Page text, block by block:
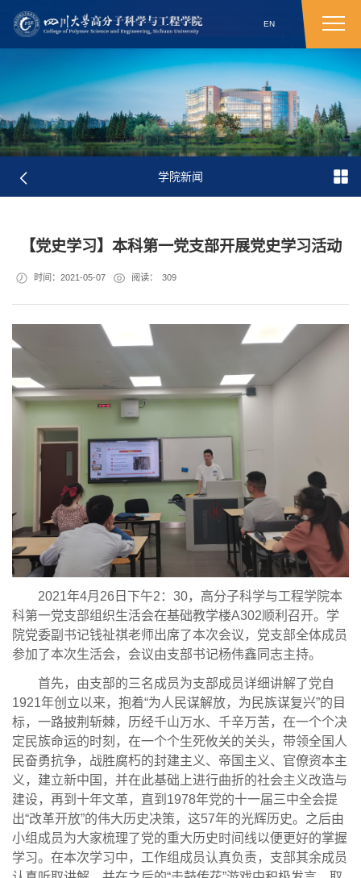
EN
学院新闻
【党史学习】本科第一党支部开展党史学习活动
时间：2021-05-07 阅读： 309
2021年4月 26 日下午2 ： 30，高分子科学与工程学院本
科第一党支部组织生活会在基础教学楼A302顺利召开。学
院党委副书记钱祉祺老师出席了本次会议，党支部全体成员
参加了本次生活会，会议由支部书记杨伟鑫同志主持。
首先，由支部的三名成员为支部成员详细讲解了党自
1921年创立以来，抱着“为人民谋解放，为民族谋复兴”的目
标，一路披荆斩棘，历经千山万水、千辛万苦，在一个个决
定民族命运的时刻，在一个个生死攸关的关头，带领全国人
民奋勇抗争，战胜腐朽的封建主义、帝国主义、官僚资本主
义，建立新中国，并在此基础上进行曲折的社会主义改造与
建设，再到十年文革，直到 1978年党的十一届三中全会提
出“改革开放”的伟大历史决策，这57年的光辉历史。之后由
小组成员为大家梳理了党的重大历史时间线以便更好的掌握
学习。在本次学习中，工作组成员认真负责，支部其余成员